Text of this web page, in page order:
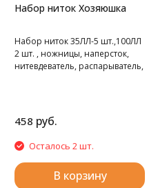
Набор ниток Хозяюшка
Набор ниток 35ЛЛ-5 шт.,100ЛЛ
2 шт. , ножницы, наперсток,
нитевдеватель, распарыватель,
458 руб.
Осталось 2 шт.
В корзину